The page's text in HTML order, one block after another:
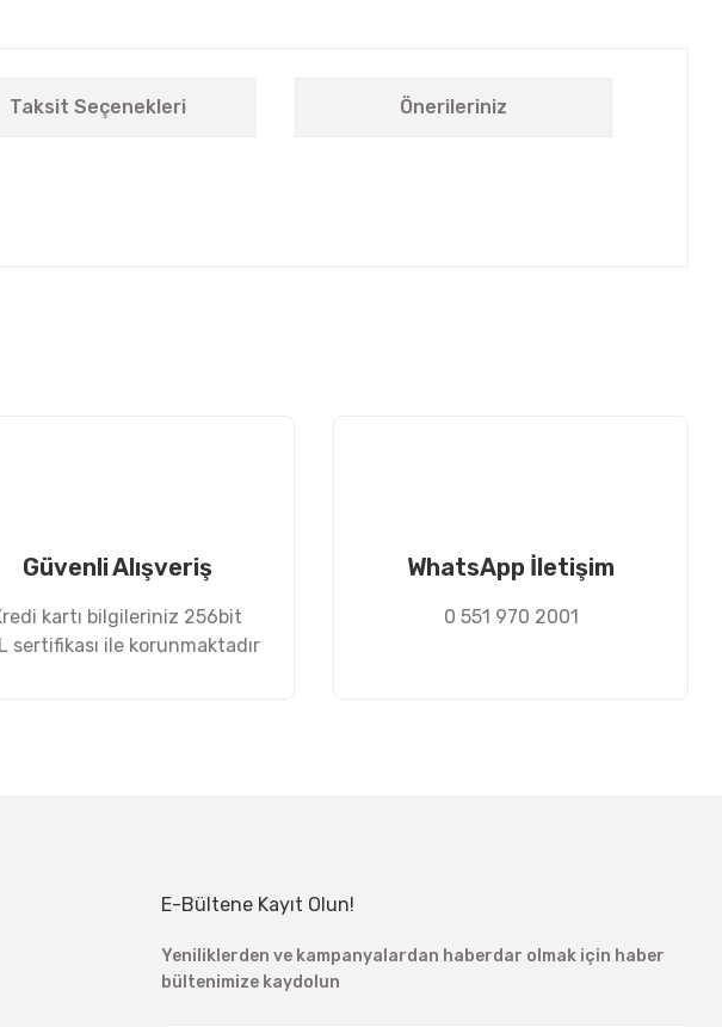
Taksit Seçenekleri Önerileriniz
Güvenli Alışveriş
kartı bilgileriniz 256bit
sertifikası ile korunmaktadır
WhatsApp İletişim
0 551 970 2001
E-Bültene Kayıt Olun!
Yeniliklerden ve kampanyalardan haberdar olmak için haber
bültenimize kaydolun